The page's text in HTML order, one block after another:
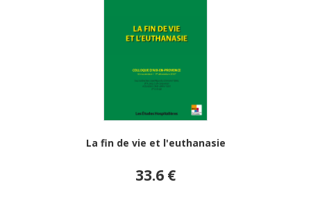
La fin de vie et l'euthanasie
33.6 €